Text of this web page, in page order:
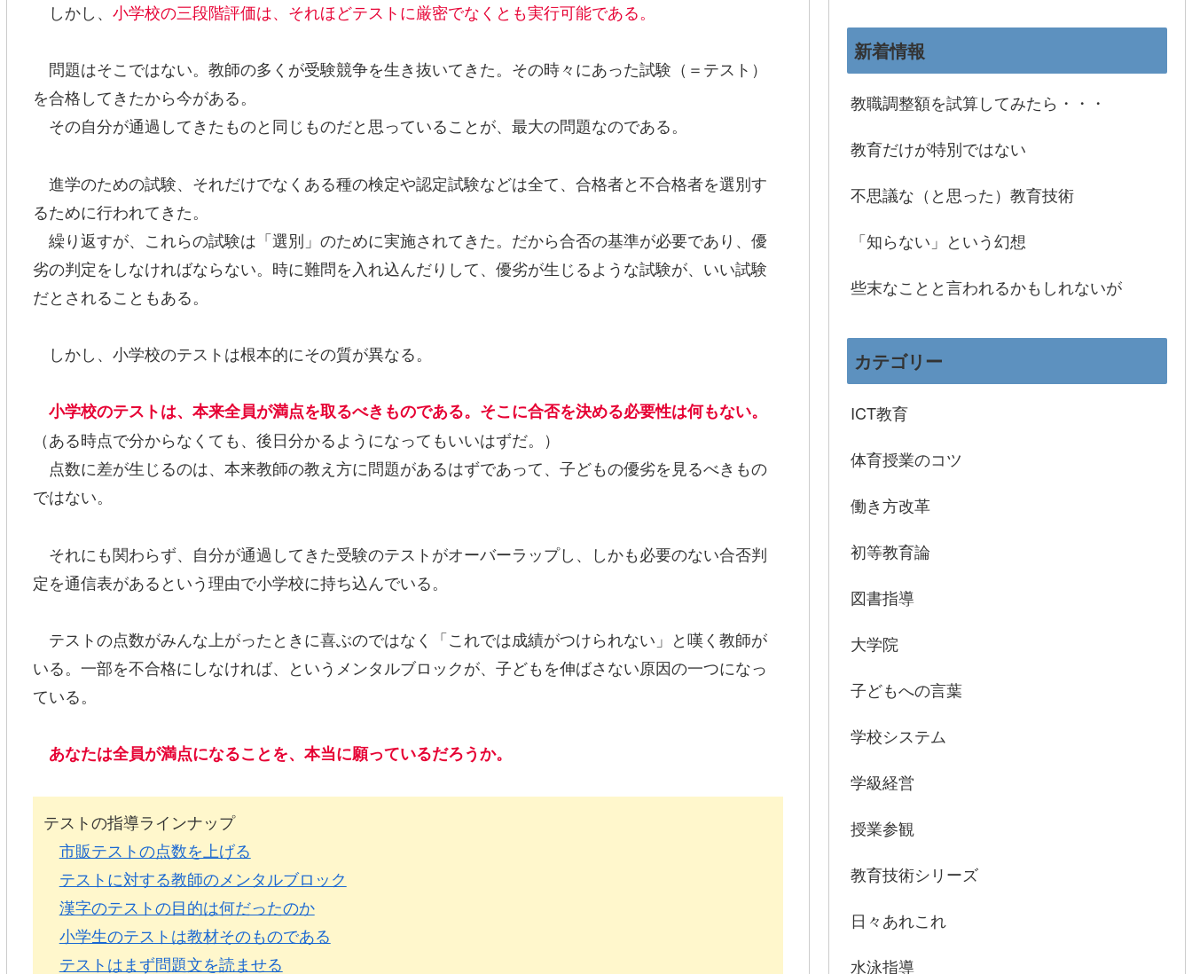
しかし、 小学校の三段階評価は、それほどテストに厳密でなくとも実行可能である。
問題はそこではない。教師の多くが受験競争を生き抜いてきた。その時々にあった試験（＝テスト）
を合格してきたから今がある。
その自分が通過してきたものと同じものだと思っていることが、最大の問題なのである。
進学のための試験、それだけでなくある種の検定や認定試験などは全て、合格者と不合格者を選別す
るために行われてきた。
繰り返すが、これらの試験は「選別」のために実施されてきた。だから合否の基準が必要であり、優
劣の判定をしなければならない。時に難問を入れ込んだりして、優劣が生じるような試験が、いい試験
だとされることもある。
しかし、小学校のテストは根本的にその質が異なる。
小学校のテストは、本来全員が満点を取るべきものである。そこに合否を決める必要性は何もない。
（ある時点で分からなくても、後日分かるようになってもいいはずだ。）
点数に差が生じるのは、本来教師の教え方に問題があるはずであって、子どもの優劣を見るべきもの
ではない。
それにも関わらず、自分が通過してきた受験のテストがオーバーラップし、しかも必要のない合否判
定を通信表があるという理由で小学校に持ち込んでいる。
テストの点数がみんな上がったときに喜ぶのではなく「これでは成績がつけられない」と嘆く教師が
いる。一部を不合格にしなければ、というメンタルブロックが、子どもを伸ばさない原因の一つになっ
ている。
あなたは全員が満点になることを、本当に願っているだろうか。
テストの指導ラインナップ
市販テストの点数を上げる
テストに対する教師のメンタルブロック
漢字のテストの目的は何だったのか
小学生のテストは教材そのものである
テストはまず問題文を読ませる
新着情報
教職調整額を試算してみたら・・・
教育だけが特別ではない
不思議な（と思った）教育技術
「知らない」という幻想
些末なことと言われるかもしれないが
カテゴリー
ICT教育
体育授業のコツ
働き方改革
初等教育論
図書指導
大学院
子どもへの言葉
学校システム
学級経営
授業参観
教育技術シリーズ
日々あれこれ
水泳指導